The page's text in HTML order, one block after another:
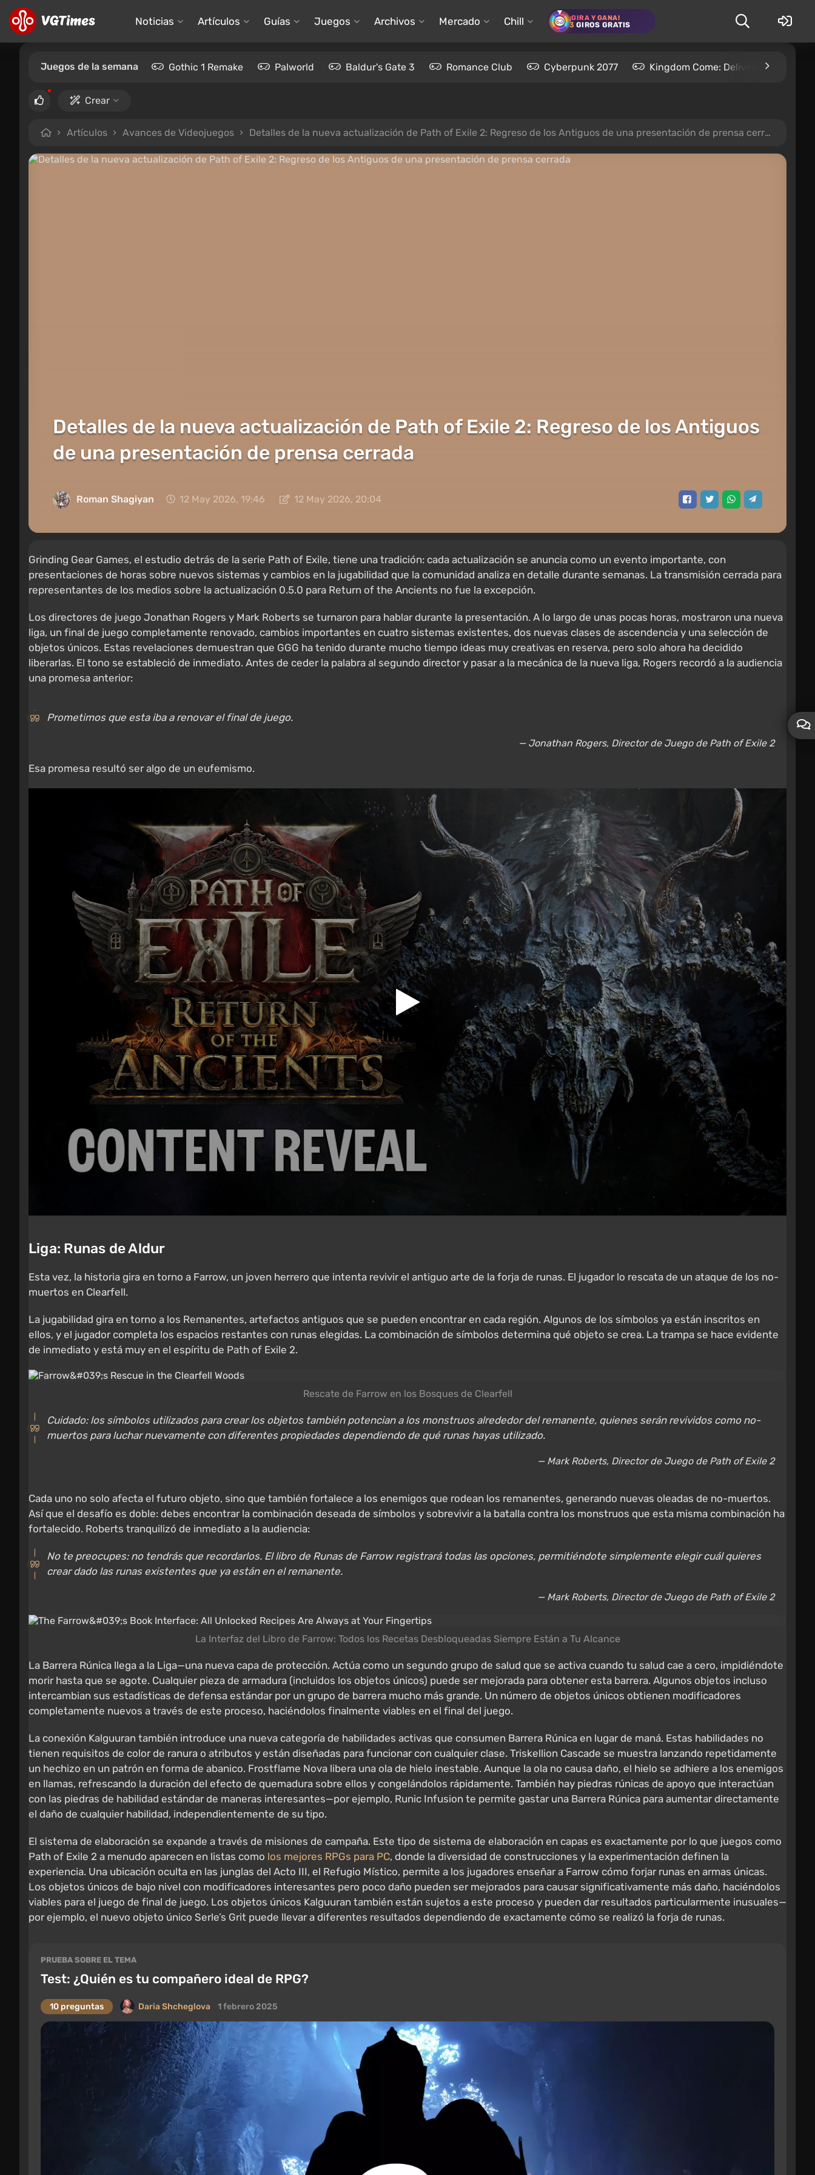
Noticias Artículos Guías Juegos Archivos Mercado Chill ¡GIRA Y GANA!
3 GIROS GRATIS
Juegos de la semana Gothic 1 Remake Palworld Baldur's Gate 3 Romance Club Cyberpunk 2077 Kingdom Come: Deliverance 2
Crear
Artículos Avances de Videojuegos Detalles de la nueva actualización de Path of Exile 2: Regreso de los Antiguos de una presentación de prensa cerrada
Detalles de la nueva actualización de Path of Exile 2: Regreso de los Antiguos
de una presentación de prensa cerrada
Roman Shagiyan 12 May 2026, 19:46 12 May 2026, 20:04
Grinding Gear Games, el estudio detrás de la serie Path of Exile, tiene una tradición: cada actualización se anuncia como un evento importante, con
presentaciones de horas sobre nuevos sistemas y cambios en la jugabilidad que la comunidad analiza en detalle durante semanas. La transmisión cerrada para
representantes de los medios sobre la actualización 0.5.0 para Return of the Ancients no fue la excepción.
Los directores de juego Jonathan Rogers y Mark Roberts se turnaron para hablar durante la presentación. A lo largo de unas pocas horas, mostraron una nueva
liga, un final de juego completamente renovado, cambios importantes en cuatro sistemas existentes, dos nuevas clases de ascendencia y una selección de
objetos únicos. Estas revelaciones demuestran que GGG ha tenido durante mucho tiempo ideas muy creativas en reserva, pero solo ahora ha decidido
liberarlas. El tono se estableció de inmediato. Antes de ceder la palabra al segundo director y pasar a la mecánica de la nueva liga, Rogers recordó a la audiencia
una promesa anterior:
Prometimos que esta iba a renovar el final de juego.
— Jonathan Rogers, Director de Juego de Path of Exile 2
Esa promesa resultó ser algo de un eufemismo.
Liga: Runas de Aldur
Esta vez, la historia gira en torno a Farrow, un joven herrero que intenta revivir el antiguo arte de la forja de runas. El jugador lo rescata de un ataque de los no-
muertos en Clearfell.
La jugabilidad gira en torno a los Remanentes, artefactos antiguos que se pueden encontrar en cada región. Algunos de los símbolos ya están inscritos en
ellos, y el jugador completa los espacios restantes con runas elegidas. La combinación de símbolos determina qué objeto se crea. La trampa se hace evidente
de inmediato y está muy en el espíritu de Path of Exile 2.
Rescate de Farrow en los Bosques de Clearfell
Cuidado: los símbolos utilizados para crear los objetos también potencian a los monstruos alrededor del remanente, quienes serán revividos como no-
muertos para luchar nuevamente con diferentes propiedades dependiendo de qué runas hayas utilizado.
— Mark Roberts, Director de Juego de Path of Exile 2
Cada uno no solo afecta el futuro objeto, sino que también fortalece a los enemigos que rodean los remanentes, generando nuevas oleadas de no-muertos.
Así que el desafío es doble: debes encontrar la combinación deseada de símbolos y sobrevivir a la batalla contra los monstruos que esta misma combinación ha
fortalecido. Roberts tranquilizó de inmediato a la audiencia:
No te preocupes: no tendrás que recordarlos. El libro de Runas de Farrow registrará todas las opciones, permitiéndote simplemente elegir cuál quieres
crear dado las runas existentes que ya están en el remanente.
— Mark Roberts, Director de Juego de Path of Exile 2
La Interfaz del Libro de Farrow: Todos los Recetas Desbloqueadas Siempre Están a Tu Alcance
La Barrera Rúnica llega a la Liga—una nueva capa de protección. Actúa como un segundo grupo de salud que se activa cuando tu salud cae a cero, impidiéndote
morir hasta que se agote. Cualquier pieza de armadura (incluidos los objetos únicos) puede ser mejorada para obtener esta barrera. Algunos objetos incluso
intercambian sus estadísticas de defensa estándar por un grupo de barrera mucho más grande. Un número de objetos únicos obtienen modificadores
completamente nuevos a través de este proceso, haciéndolos finalmente viables en el final del juego.
La conexión Kalguuran también introduce una nueva categoría de habilidades activas que consumen Barrera Rúnica en lugar de maná. Estas habilidades no
tienen requisitos de color de ranura o atributos y están diseñadas para funcionar con cualquier clase. Triskellion Cascade se muestra lanzando repetidamente
un hechizo en un patrón en forma de abanico. Frostflame Nova libera una ola de hielo inestable. Aunque la ola no causa daño, el hielo se adhiere a los enemigos
en llamas, refrescando la duración del efecto de quemadura sobre ellos y congelándolos rápidamente. También hay piedras rúnicas de apoyo que interactúan
con las piedras de habilidad estándar de maneras interesantes—por ejemplo, Runic Infusion te permite gastar una Barrera Rúnica para aumentar directamente
el daño de cualquier habilidad, independientemente de su tipo.
El sistema de elaboración se expande a través de misiones de campaña. Este tipo de sistema de elaboración en capas es exactamente por lo que juegos como
Path of Exile 2 a menudo aparecen en listas como los mejores RPGs para PC, donde la diversidad de construcciones y la experimentación definen la
experiencia. Una ubicación oculta en las junglas del Acto III, el Refugio Místico, permite a los jugadores enseñar a Farrow cómo forjar runas en armas únicas.
Los objetos únicos de bajo nivel con modificadores interesantes pero poco daño pueden ser mejorados para causar significativamente más daño, haciéndolos
viables para el juego de final de juego. Los objetos únicos Kalguuran también están sujetos a este proceso y pueden dar resultados particularmente inusuales—
por ejemplo, el nuevo objeto único Serle’s Grit puede llevar a diferentes resultados dependiendo de exactamente cómo se realizó la forja de runas.
PRUEBA SOBRE EL TEMA
Test: ¿Quién es tu compañero ideal de RPG?
10 preguntas Daria Shcheglova 1 febrero 2025